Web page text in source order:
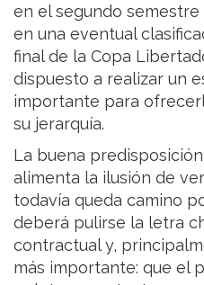
en el segundo
en una eventual
final de la Copa
dispuesto a realizar un
importante para
su jerarquía.
La buena
alimenta la ilusión de
todavía queda camino
deberá pulirse la letra
contractual y,
más importante: que el